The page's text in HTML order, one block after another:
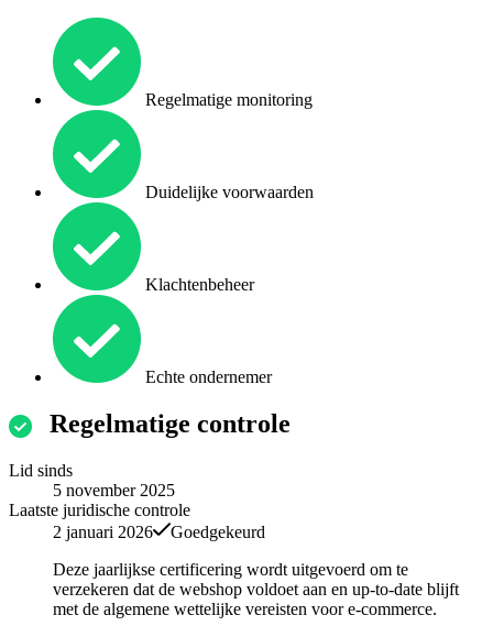
Regelmatige monitoring
Duidelijke voorwaarden
Klachtenbeheer
Echte ondernemer
Regelmatige controle
Lid sinds
5 november 2025
Laatste juridische controle
2 januari 2026
Goedgekeurd
Deze jaarlijkse certificering wordt uitgevoerd om te
verzekeren dat de webshop voldoet aan en up-to-date blijft
met de algemene wettelijke vereisten voor e-commerce.